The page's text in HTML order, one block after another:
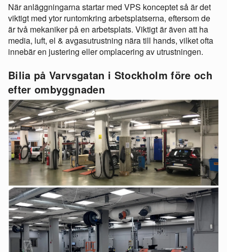
När anläggningarna startar med VPS konceptet så är det
viktigt med ytor runtomkring arbetsplatserna, eftersom de
är två mekaniker på en arbetsplats. Viktigt är även att ha
media, luft, el & avgasutrustning nära till hands, vilket ofta
innebär en justering eller omplacering av utrustningen.
Bilia på Varvsgatan i Stockholm före och
efter ombyggnaden